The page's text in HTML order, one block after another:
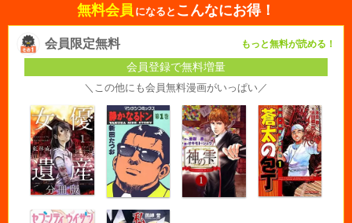
無料会員 になると こんなにお得！
会員限定無料 もっと無料が読める！
会員登録で無料増量
＼この他にも会員無料漫画がいっぱい／